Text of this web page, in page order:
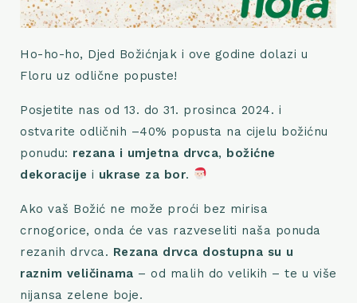
Ho-ho-ho, Djed Božićnjak i ove godine dolazi u
Floru uz odlične popuste!
Posjetite nas od 13. do 31. prosinca 2024. i
ostvarite odličnih –40% popusta na cijelu božićnu
ponudu: rezana i umjetna drvca, božićne
dekoracije i ukrase za bor.
Ako vaš Božić ne može proći bez mirisa
crnogorice, onda će vas razveseliti naša ponuda
rezanih drvca. Rezana drvca dostupna su u
raznim veličinama – od malih do velikih – te u više
nijansa zelene boje.